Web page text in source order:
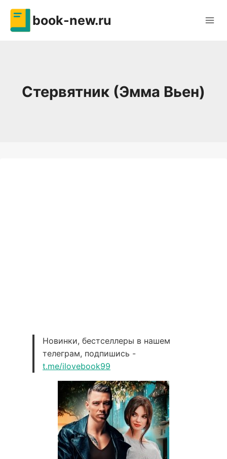
Перейти
содержимому
book-new.ru
Стервятник (Эмма Вьен)
Новинки, бестселлеры в нашем
телеграм, подпишись -
t.me/ilovebook99